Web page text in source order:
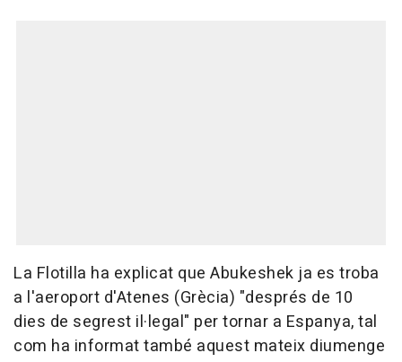
La Flotilla ha explicat que Abukeshek ja es troba
a l'aeroport d'Atenes (Grècia) "després de 10
dies de segrest il·legal" per tornar a Espanya, tal
com ha informat també aquest mateix diumenge